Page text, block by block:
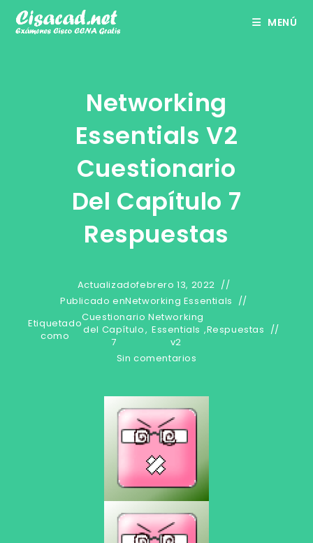
MENÚ
Networking
Essentials V2
Cuestionario
Del Capítulo 7
Respuestas
Actualizadofebrero 13, 2022
Publicado enNetworking Essentials
Etiquetado
como
Cuestionario
del Capítulo
7
,
Networking
Essentials
v2
,Respuestas
Sin comentarios